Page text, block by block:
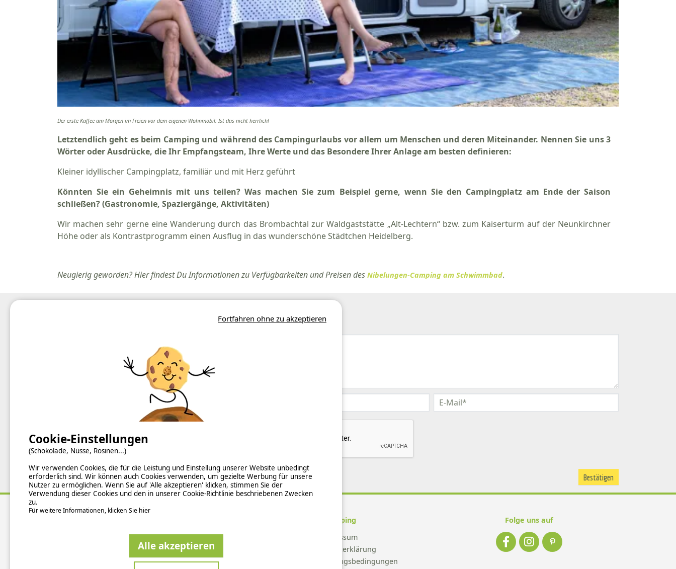
Der erste Kaffee am Morgen im Freien vor dem eigenen Wohnmobil: Ist das nicht herrlich!
Letztendlich geht es beim Camping und während des Campingurlaubs vor allem um Menschen und deren Miteinander. Nennen Sie uns 3
Wörter oder Ausdrücke, die Ihr Empfangsteam, Ihre Werte und das Besondere Ihrer Anlage am besten definieren:
Kleiner idyllischer Campingplatz, familiär und mit Herz geführt
Könnten Sie ein Geheimnis mit uns teilen? Was machen Sie zum Beispiel gerne, wenn Sie den Campingplatz am Ende der Saison
schließen? (Gastronomie, Spaziergänge, Aktivitäten)
Wir machen sehr gerne eine Wanderung durch das Brombachtal zur Waldgaststätte „Alt-Lechtern“ bzw. zum Kaiserturm auf der Neunkirchner
Höhe oder als Kontrastprogramm einen Ausflug in das wunderschöne Städtchen Heidelberg.
Neugierig geworden? Hier findest Du Informationen zu Verfügbarkeiten und Preisen des Nibelungen-Camping am Schwimmbad.
Alle Felder mit einem * sind Pflicht
Hintergrundinformationen
Newsletter abonnieren
Verzeichnis der Campingplätze nach Ländern
Ucamping
Impressum
Datenschutzerklärung
Allgemeine Nutzungsbedingungen
Folge uns auf
Fortfahren ohne zu akzeptieren
Cookie-Einstellungen
(Schokolade, Nüsse, Rosinen...)
Wir verwenden Cookies, die für die Leistung und Einstellung unserer Website unbedingt
erforderlich sind. Wir können auch Cookies verwenden, um gezielte Werbung für unsere
Nutzer zu ermöglichen. Wenn Sie auf 'Alle akzeptieren' klicken, stimmen Sie der
Verwendung dieser Cookies und den in unserer Cookie-Richtlinie beschriebenen Zwecken
zu.
Für weitere Informationen, klicken Sie hier
Alle akzeptieren